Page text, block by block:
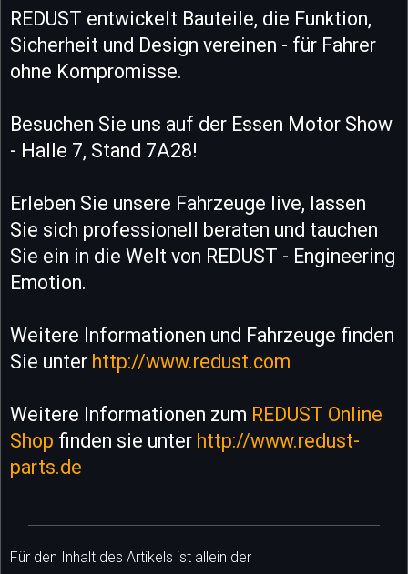
REDUST entwickelt Bauteile, die Funktion,
Sicherheit und Design vereinen - für Fahrer
ohne Kompromisse.
Besuchen Sie uns auf der Essen Motor Show
- Halle 7, Stand 7A28!
Erleben Sie unsere Fahrzeuge live, lassen
Sie sich professionell beraten und tauchen
Sie ein in die Welt von REDUST - Engineering
Emotion.
Weitere Informationen und Fahrzeuge finden
Sie unter http://www.redust.com
Weitere Informationen zum REDUST Online
Shop finden sie unter http://www.redust-
parts.de
Für den Inhalt des Artikels ist allein der